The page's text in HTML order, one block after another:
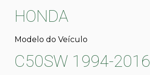
HONDA
Modelo do Veículo
C50SW 1994-2016